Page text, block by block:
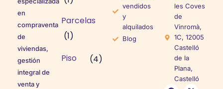
en
compraventa
de
viviendas,
gestión
integral de
venta y
Parcelas
(1)
Piso
(4)
vendidos
y
alquilados
Blog
les Coves
de
Vinromà,
1C, 12005
Castelló
de la
Plana,
Castelló